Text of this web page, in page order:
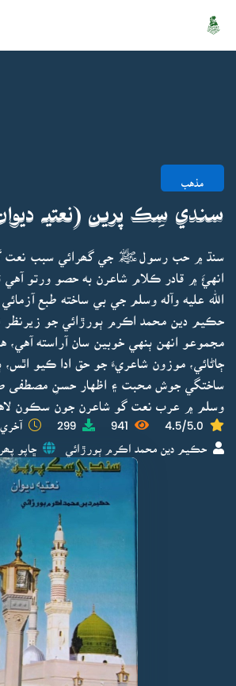
مذهب
سندي سِڪ پرين (نعتيہ
سنڌ ۾ حب رسولﷺ جي گھرائي سبب نعت
انهئَ ۾ قادر ڪلام شاعرن به حصو ورتو
الله عليه وآله وسلم جي بي ساخته طبع
حڪيم دين محمد اڪرم ٻورڙائي جو زيرنظر
مجموعو انهن ٻنهي خوبين سان آراسته آهي،
ڄاڻائي، موزون شاعريءَ جو حق ادا ڪيو
ساختگي جوش محبت ۽ اظهار حسنِ مصطفى صلى
وسلم ۾ عرب نعت گو شاعرن جون سڪون
4.5/5.0
941
299 آخري
حڪيم دين محمد اڪرم ٻورڙائي ڇاپو